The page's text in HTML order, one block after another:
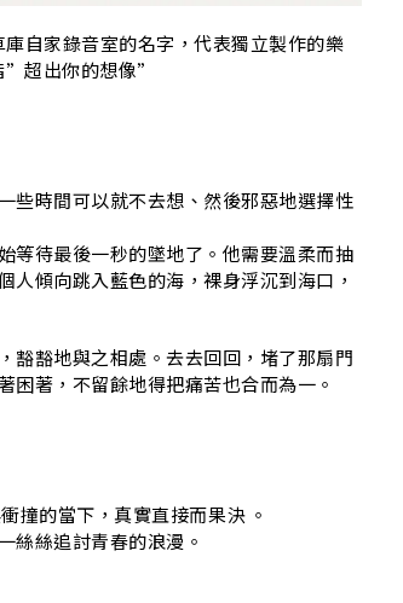
自家錄音室的名字，代表獨立製作的樂
超出你的想像”
些時間可以就不去想、然後邪惡地選擇性
等待最後一秒的墜地了。他需要溫柔而抽
傾向跳入藍色的海，裸身浮沉到海口，
豁豁地與之相處。去去回回，堵了那扇門
著，不留餘地得把痛苦也合而為一。
撞的當下，真實直接而果決 。
絲絲追討青春的浪漫。